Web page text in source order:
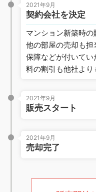
2021年9月
契約会社を決定
マンション新築時
他の部屋の売却も
保障などが付いて
料の割引も他社より
2021年9月
販売スタート
2021年9月
売却完了